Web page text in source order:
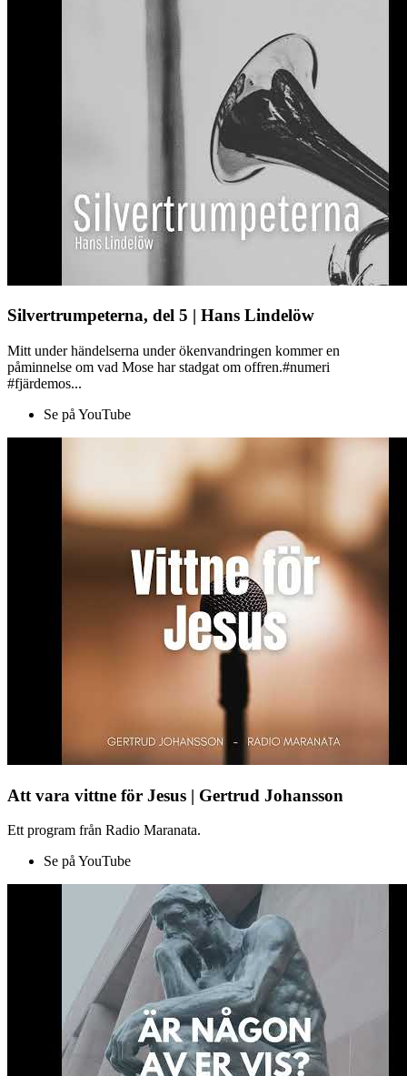
Silvertrumpeterna, del 5 | Hans Lindelöw
Mitt under händelserna under ökenvandringen kommer en
påminnelse om vad Mose har stadgat om offren.#numeri
#fjärdemos...
Se på YouTube
Att vara vittne för Jesus | Gertrud Johansson
Ett program från Radio Maranata.
Se på YouTube